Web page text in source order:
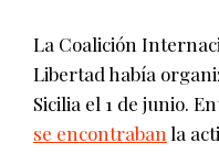
La Coalición
Libertad había
Sicilia el 1 de junio.
se encontraban la